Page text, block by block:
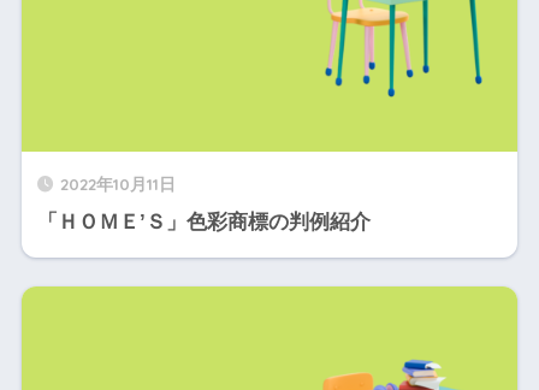
2022年10月11日
「ＨＯＭＥ’Ｓ」色彩商標の判例紹介